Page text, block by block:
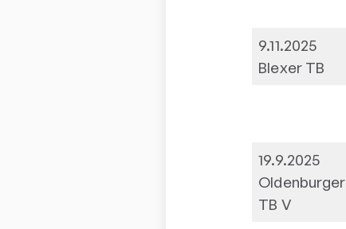
9.11.2025
Blexer TB
19.9.2025
Oldenburger
TB V